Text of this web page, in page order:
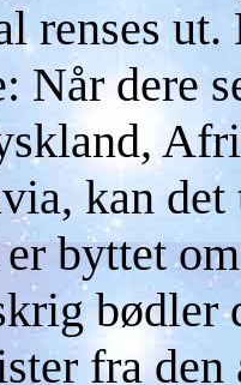
renses
Når dere
kan
byttet
bødler
fra